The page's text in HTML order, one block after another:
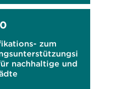
zum
nachhaltige und